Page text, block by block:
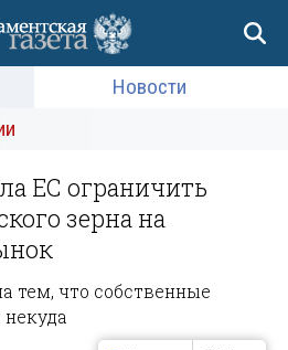
Новости
ЕС ограничить
зерна на
тем, что собственные